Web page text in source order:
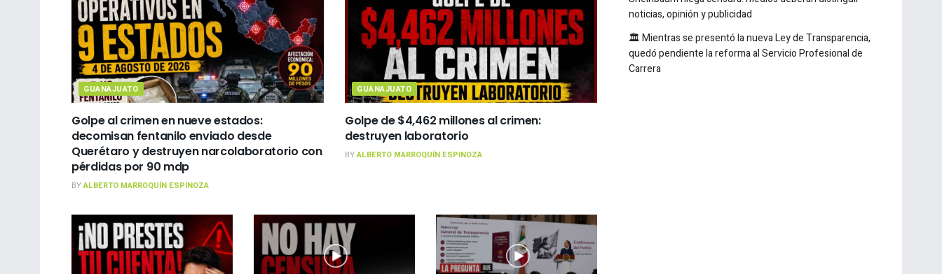
GUANAJUATO
Golpe al crimen en nueve estados:
decomisan fentanilo enviado desde
Querétaro y destruyen narcolaboratorio con
pérdidas por 90 mdp
BYALBERTO MARROQUÍN ESPINOZA
GUANAJUATO
Golpe de $4,462 millones al crimen:
destruyen laboratorio
BYALBERTO MARROQUÍN ESPINOZA
¿Prestaste tu cuenta bancaria? Podrías terminar bajo
investigación
Sheinbaum niega censura: medios deberán distinguir
noticias, opinión y publicidad